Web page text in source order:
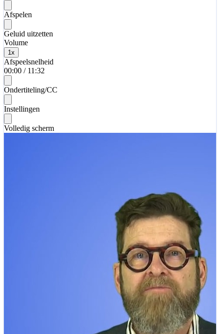
Afspelen
Geluid uitzetten
Volume
1 x
Afspeelsnelheid
00:00 / 11:32
Ondertiteling/CC
Instellingen
Volledig scherm